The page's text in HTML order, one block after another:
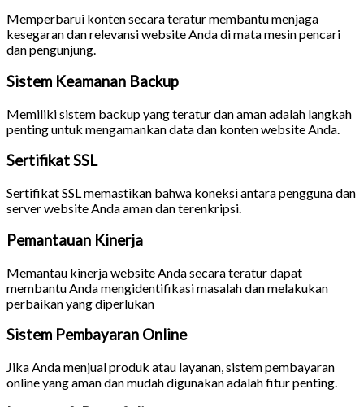
Memperbarui konten secara teratur membantu menjaga
kesegaran dan relevansi website Anda di mata mesin pencari
dan pengunjung.
Sistem Keamanan Backup
Memiliki sistem backup yang teratur dan aman adalah langkah
penting untuk mengamankan data dan konten website Anda.
Sertifikat SSL
Sertifikat SSL memastikan bahwa koneksi antara pengguna dan
server website Anda aman dan terenkripsi.
Pemantauan Kinerja
Memantau kinerja website Anda secara teratur dapat
membantu Anda mengidentifikasi masalah dan melakukan
perbaikan yang diperlukan
Sistem Pembayaran Online
Jika Anda menjual produk atau layanan, sistem pembayaran
online yang aman dan mudah digunakan adalah fitur penting.